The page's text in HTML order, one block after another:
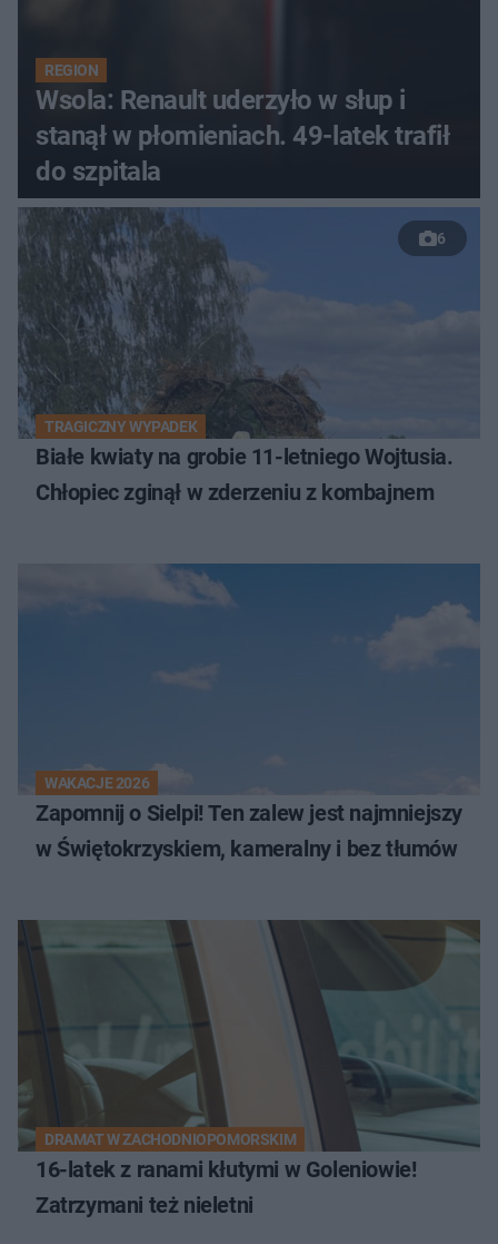
REGION
Wsola: Renault uderzyło w słup i
stanął w płomieniach. 49-latek trafił
do szpitala
6
TRAGICZNY WYPADEK
Białe kwiaty na grobie 11-letniego Wojtusia.
Chłopiec zginął w zderzeniu z kombajnem
WAKACJE 2026
Zapomnij o Sielpi! Ten zalew jest najmniejszy
w Świętokrzyskiem, kameralny i bez tłumów
DRAMAT W ZACHODNIOPOMORSKIM
16-latek z ranami kłutymi w Goleniowie!
Zatrzymani też nieletni